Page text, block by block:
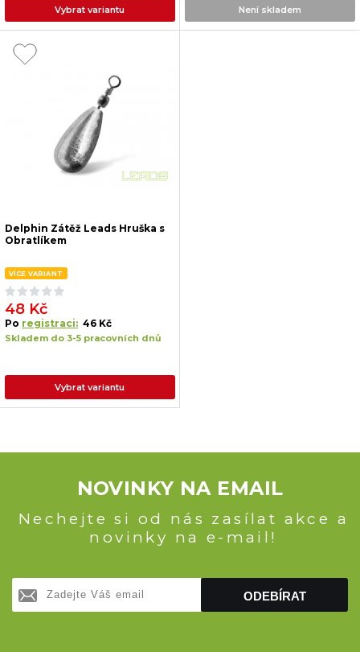
Vybrat variantu Není skladem
Delphin Zátěž Leads Hruška s
Obratlíkem
VÍCE VARIANT
48 Kč
Po registraci: 46 Kč
Skladem do 3-5 pracovních dnů
Vybrat variantu
NOVINKY NA EMAIL
Nechejte si od nás zasílat akce a
novinky na e-mail!
ODEBÍRAT